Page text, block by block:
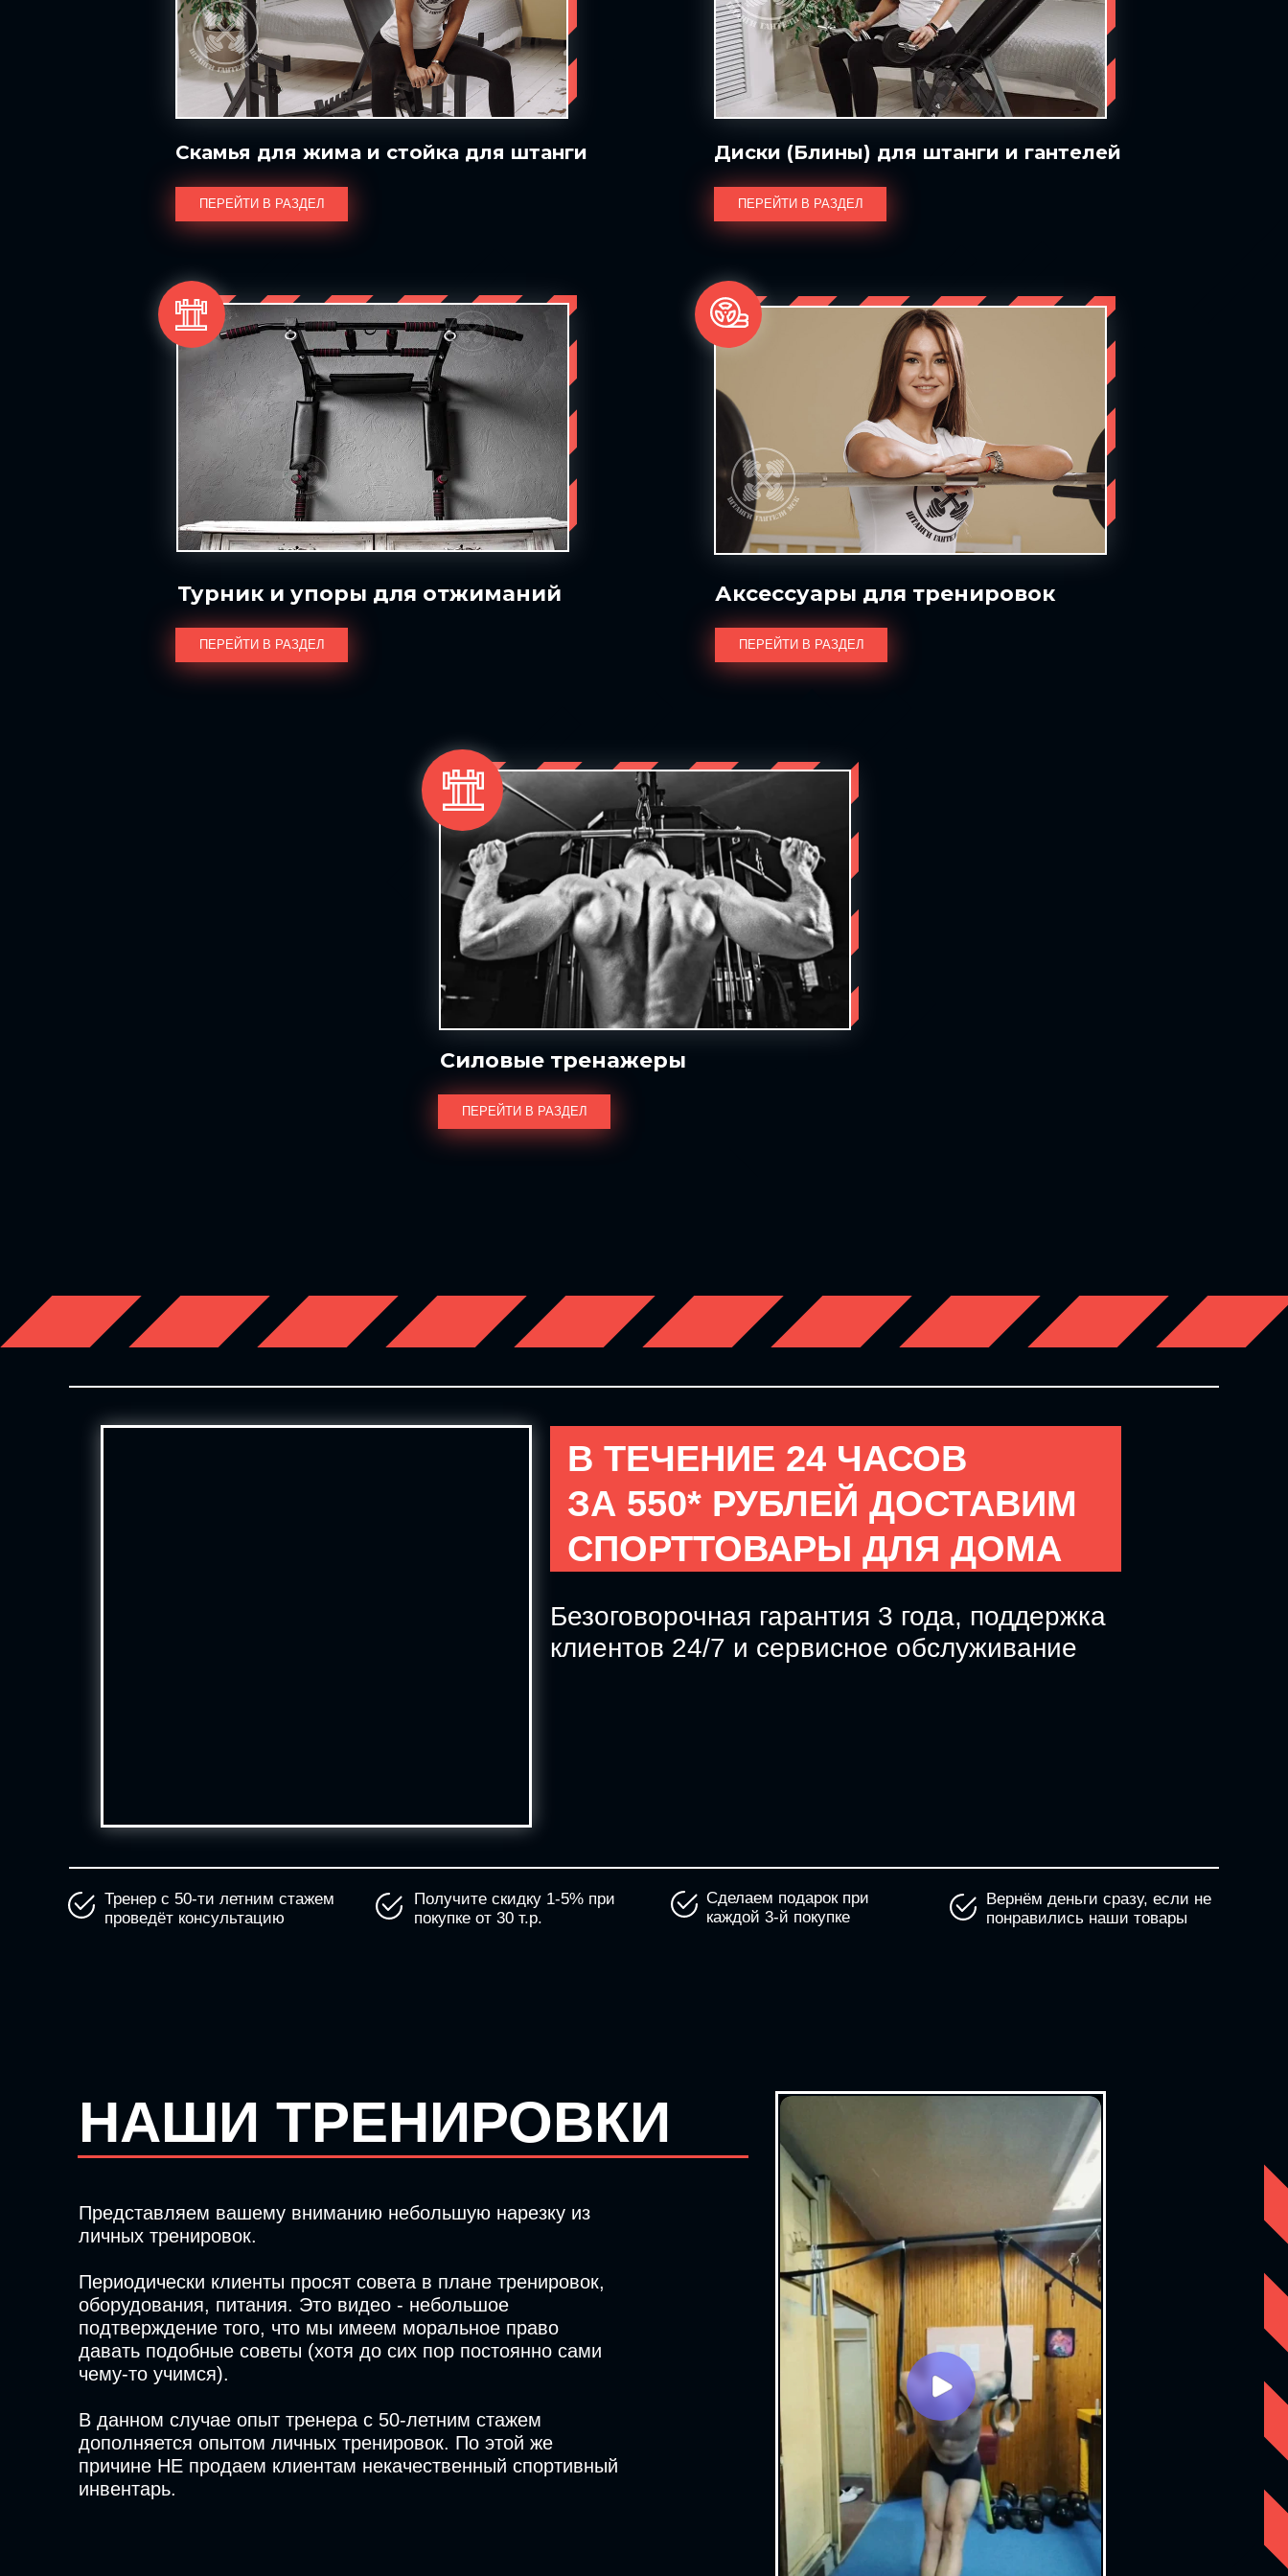
Скамья для жима и стойка для штанги Диски (Блины) для штанги и гантелей
ПЕРЕЙТИ В РАЗДЕЛ ПЕРЕЙТИ В РАЗДЕЛ
ПЕРЕЙТИ В РАЗДЕЛ
Турник и упоры для отжиманий
ПЕРЕЙТИ В РАЗДЕЛ
Аксессуары для тренировок
ПЕРЕЙТИ В РАЗДЕЛ
Силовые тренажеры
Тренер с 50-ти летним стажем
проведёт консультацию
Сделаем подарок при
каждой 3-й покупке
Вернём деньги сразу, если не
понравились наши товары
В ТЕЧЕНИЕ 24 ЧАСОВ
ЗА 550* РУБЛЕЙ ДОСТАВИМ
СПОРТТОВАРЫ ДЛЯ ДОМА
Безоговорочная гарантия 3 года, поддержка
клиентов 24/7 и сервисное обслуживание
Получите скидку 1-5% при
покупке от 30 т.р.
НАШИ ТРЕНИРОВКИ
Представляем вашему вниманию небольшую нарезку из
личных тренировок.
Периодически клиенты просят совета в плане тренировок,
оборудования, питания. Это видео - небольшое
подтверждение того, что мы имеем моральное право
давать подобные советы (хотя до сих пор постоянно сами
чему-то учимся).
В данном случае опыт тренера с 50-летним стажем
дополняется опытом личных тренировок. По этой же
причине НЕ продаем клиентам некачественный спортивный
инвентарь.